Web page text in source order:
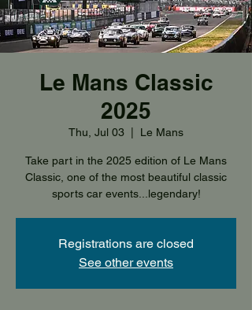
Le Mans Classic
2025
Thu, Jul 03 Le Mans
Take part in the 2025 edition of Le Mans
Classic, one of the most beautiful classic
sports car events...legendary!
Registrations are closed
See other events